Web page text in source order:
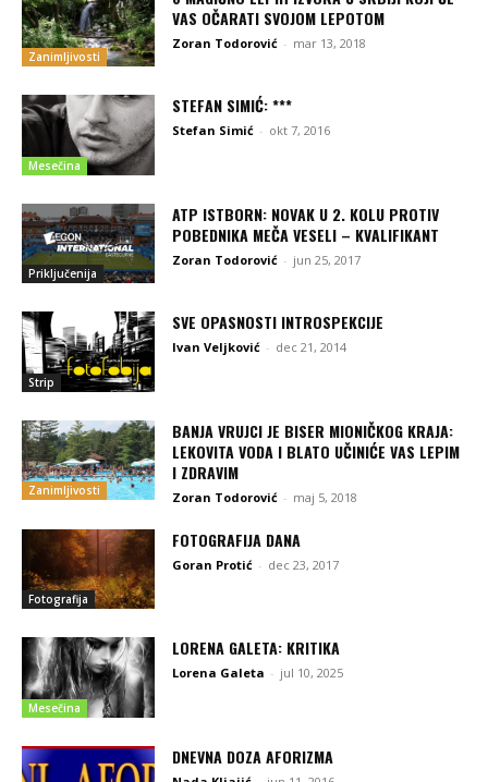
Zanimljivosti
VAS OČARATI SVOJOM LEPOTOM
Zoran Todorović - mar 13, 2018
Mesečina
STEFAN SIMIĆ: ***
Stefan Simić - okt 7, 2016
Priključenija
ATP ISTBORN: NOVAK U 2. KOLU PROTIV
POBEDNIKA MEČA VESELI – KVALIFIKANT
Zoran Todorović - jun 25, 2017
Strip
SVE OPASNOSTI INTROSPEKCIJE
Ivan Veljković - dec 21, 2014
Zanimljivosti
BANJA VRUJCI JE BISER MIONIČKOG KRAJA:
LEKOVITA VODA I BLATO UČINIĆE VAS LEPIM
I ZDRAVIM
Zoran Todorović - maj 5, 2018
Fotografija
FOTOGRAFIJA DANA
Goran Protić - dec 23, 2017
Mesečina
LORENA GALETA: KRITIKA
Lorena Galeta - jul 10, 2025
DNEVNA DOZA AFORIZMA